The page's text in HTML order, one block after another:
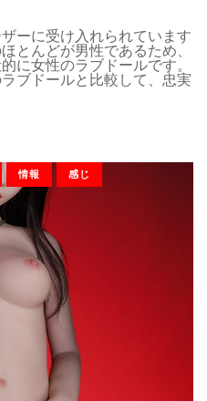
ーに受け入れられています
とんどが男性であるため、
に女性のラブドールです。
ブドールと比較して、忠実
情報 感じ